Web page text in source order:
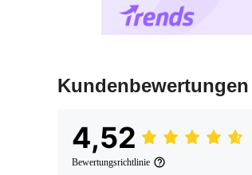
Kundenbewertungen
4,52
Bewertungsrichtlinie